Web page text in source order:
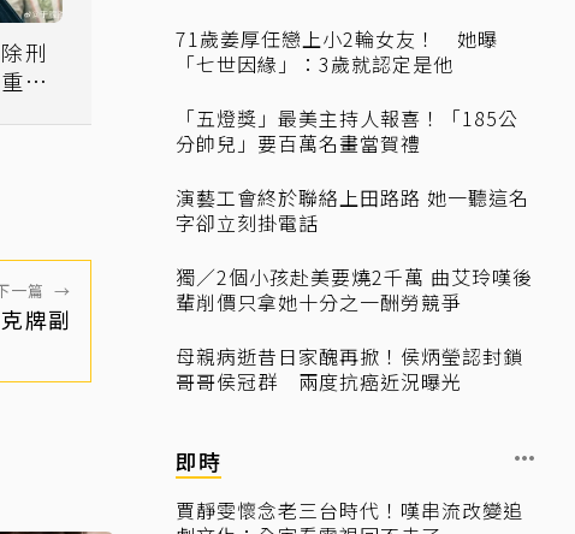
刑
重
一篇 →
牌副
71歲姜厚任戀上小2輪女友！ 她曝
「七世因緣」：3歲就認定是他
「五燈獎」最美主持人報喜！「185公
分帥兒」要百萬名畫當賀禮
演藝工會終於聯絡上田路路 她一聽這名
字卻立刻掛電話
獨／2個小孩赴美要燒2千萬 曲艾玲嘆後
輩削價只拿她十分之一酬勞競爭
母親病逝昔日家醜再掀！侯炳瑩認封鎖
哥哥侯冠群 兩度抗癌近況曝光
即時
賈靜雯懷念老三台時代！嘆串流改變追